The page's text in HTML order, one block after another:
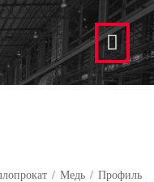
/ Медь/Профиль